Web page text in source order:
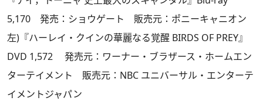
5,170 発売：ショウゲート 販売元：ポニーキャニオン
左)『ハーレイ・クインの華麗なる覚醒 BIRDS OF PREY』
DVD 1,572 発売元：ワーナー・ブラザース・ホームエン
ターテイメント 販売元：NBC ユニバーサル・エンターテ
イメントジャパン